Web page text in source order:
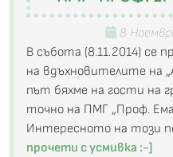
8
В събота (8.11.2014) се
на вдъхновителите на
път бяхме на гости на
точно на ПМГ „Проф.
Интересното на този
прочети с усмивка :-]